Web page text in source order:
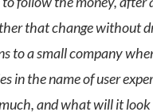
that change without
to a small company
in the name of user
and what will it